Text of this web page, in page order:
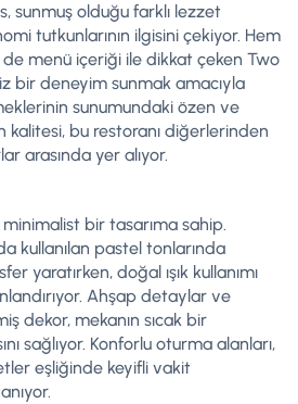
sunmuş olduğu farklı lezzet
tutkunlarının ilgisini çekiyor. Hem
de menü içeriği ile dikkat çeken Two
bir deneyim sunmak amacıyla
sunumundaki özen ve
kalitesi, bu restoranı diğerlerinden
arasında yer alıyor.
bir tasarıma sahip.
kullanılan pastel tonlarında
yaratırken, doğal ışık kullanımı
Ahşap detaylar ve
dekor, mekanın sıcak bir
sağlıyor. Konforlu oturma alanları,
eşliğinde keyifli vakit